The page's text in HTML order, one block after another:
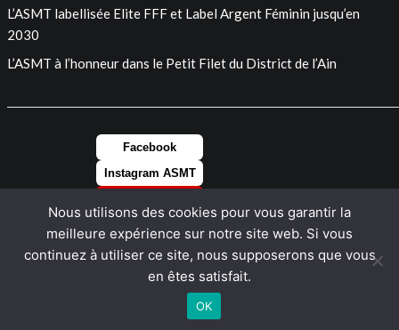
L’ASMT labellisée Elite FFF et Label Argent Féminin jusqu’en
2030
L’ASMT à l’honneur dans le Petit Filet du District de l’Ain
Facebook
Instagram ASMT
LinkedIn
Nous utilisons des cookies pour vous garantir la
meilleure expérience sur notre site web. Si vous
continuez à utiliser ce site, nous supposerons que vous
en êtes satisfait.
OK